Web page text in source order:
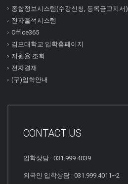
종합정보시스템(수강신청, 등록금고지서)
전자출석시스템
Office365
김포대학교 입학홈페이지
지원율 조회
전자결재
(구)입학안내
CONTACT US
입학상담 : 031.999.4039
외국인 입학상담 : 031.999.4011~2